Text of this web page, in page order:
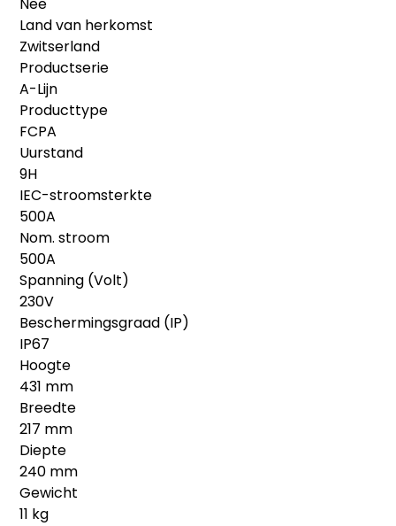
Land van herkomst
Zwitserland
Productserie
A-Lijn
Producttype
FCPA
Uurstand
9H
IEC-stroomsterkte
500A
Nom. stroom
500A
Spanning (Volt)
230V
Beschermingsgraad (IP)
IP67
Hoogte
431 mm
Breedte
217 mm
Diepte
240 mm
Gewicht
11 kg